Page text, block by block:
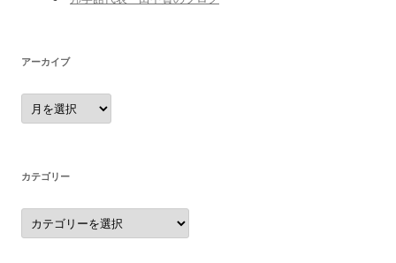
アーカイブ
ア
ー
カ
カテゴリー
カ
テ
ゴ